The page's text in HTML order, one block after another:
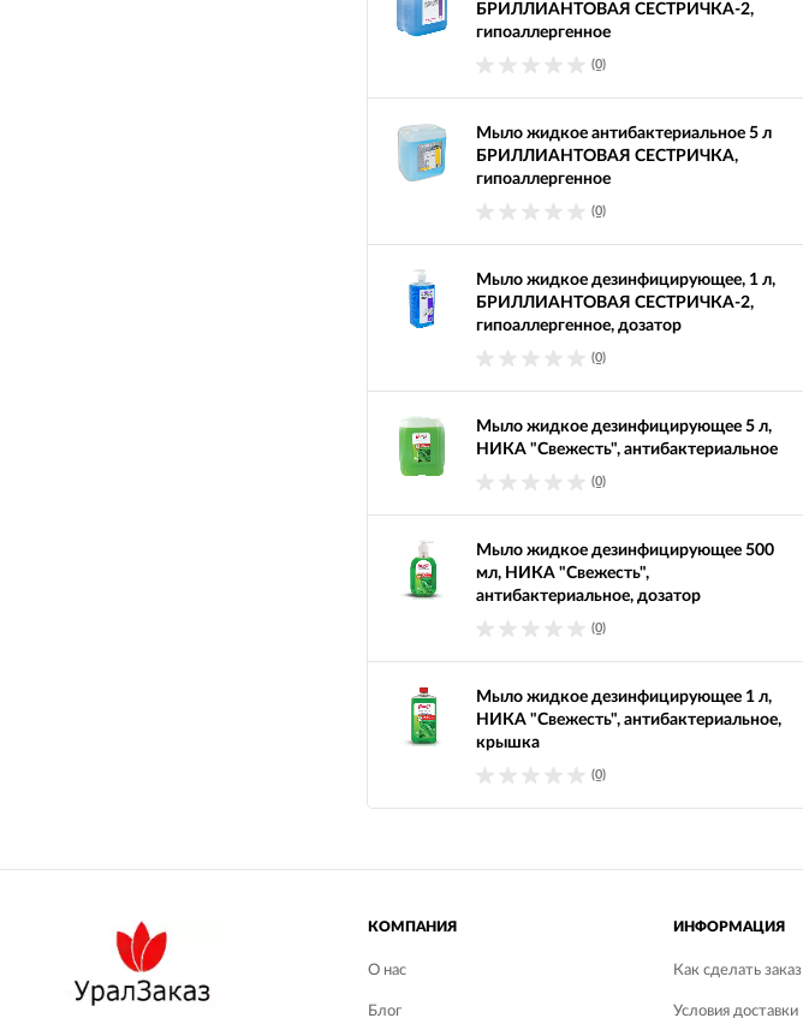
БРИЛЛИАНТОВАЯ СЕСТРИЧКА-2,
гипоаллергенное
(0)
Мыло жидкое антибактериальное 5 л
БРИЛЛИАНТОВАЯ СЕСТРИЧКА,
гипоаллергенное
(0)
Мыло жидкое дезинфицирующее, 1 л,
БРИЛЛИАНТОВАЯ СЕСТРИЧКА-2,
гипоаллергенное, дозатор
(0)
Мыло жидкое дезинфицирующее 5 л,
НИКА "Свежесть", антибактериальное
(0)
Мыло жидкое дезинфицирующее 500
мл, НИКА "Свежесть",
антибактериальное, дозатор
(0)
Мыло жидкое дезинфицирующее 1 л,
НИКА "Свежесть", антибактериальное,
крышка
(0)
КОМПАНИЯ
О нас
Блог
ИНФОРМАЦИЯ
Как сделать заказ
Условия доставки